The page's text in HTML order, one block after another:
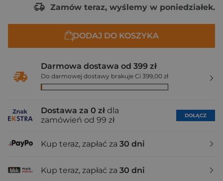
Zamów teraz, wyślemy w poniedziałek.
DODAJ DO KOSZYKA
Darmowa dostawa od 399 zł
Do darmowej dostawy brakuje Ci 399,00 zł
Dostawa za 0 zł dla
zamówień od 99 zł
DOŁĄCZ
Kup teraz, zapłać za 30 dni
Kup teraz, zapłać za 30 dni